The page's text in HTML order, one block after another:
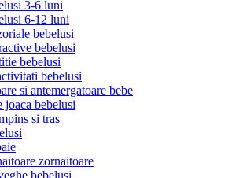
3-6 luni
6-12 luni
bebelusi
bebelusi
bebelusi
bebelusi
si antemergatoare bebe
joaca bebelusi
si tras
zornaitoare